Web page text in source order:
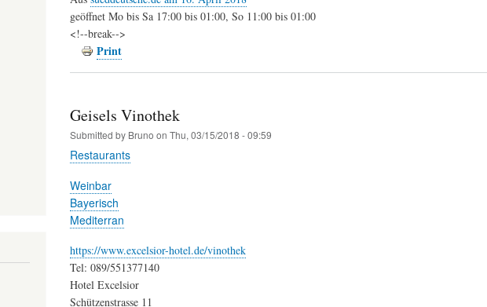
geöffnet Mo bis Sa 17:00 bis 01:00, So 11:00 bis 01:00
<!--break-->
Print
Geisels Vinothek
Submitted by Bruno on Thu, 03/15/2018 - 09:59
Restaurants
Weinbar
Bayerisch
Mediterran
https://www.excelsior-hotel.de/vinothek
Tel: 089/551377140
Hotel Excelsior
Schützenstrasse 11